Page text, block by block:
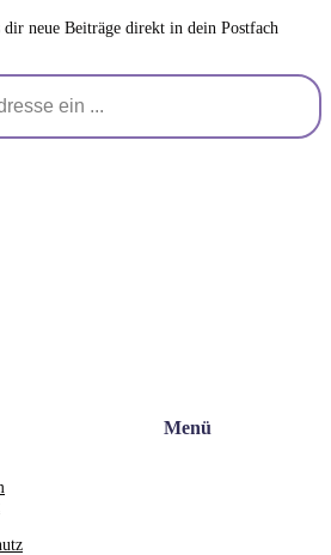
neue Beiträge direkt in dein Postfach
Menü